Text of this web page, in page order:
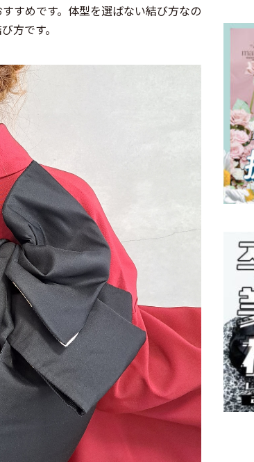
すめです。体型を選ばない結び方なの
方です。